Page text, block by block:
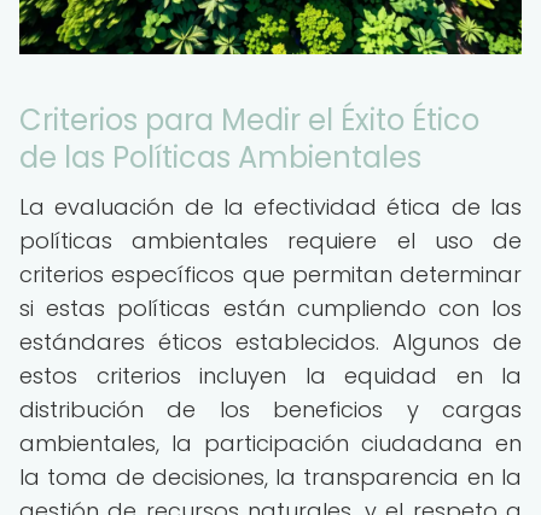
Criterios para Medir el Éxito Ético
de las Políticas Ambientales
La evaluación de la efectividad ética de las
políticas ambientales requiere el uso de
criterios específicos que permitan determinar
si estas políticas están cumpliendo con los
estándares éticos establecidos. Algunos de
estos criterios incluyen la equidad en la
distribución de los beneficios y cargas
ambientales, la participación ciudadana en
la toma de decisiones, la transparencia en la